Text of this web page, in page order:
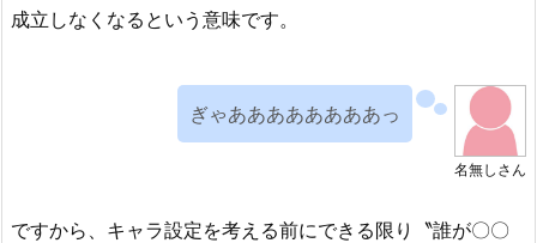
成立しなくなるという意味です。
名無しさん
ぎゃああああああああっ
ですから、キャラ設定を考える前にできる限り〝誰が〇〇